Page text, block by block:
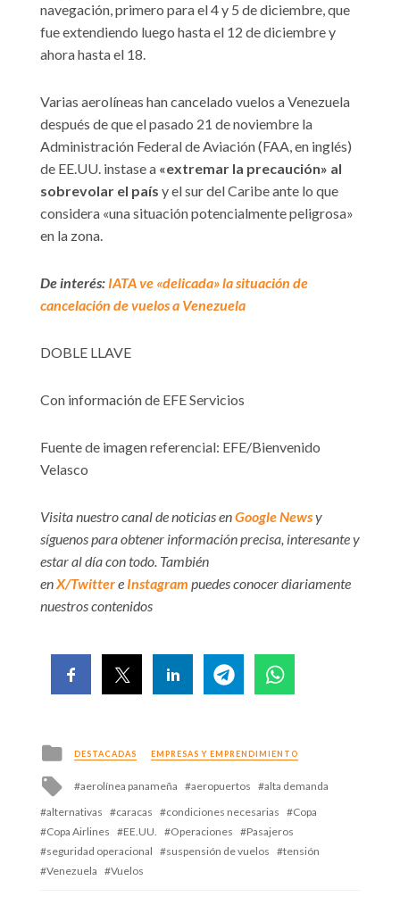
navegación, primero para el 4 y 5 de diciembre, que
fue extendiendo luego hasta el 12 de diciembre y
ahora hasta el 18.
Varias aerolíneas han cancelado vuelos a Venezuela
después de que el pasado 21 de noviembre la
Administración Federal de Aviación (FAA, en inglés)
de EE.UU. instase a «extremar la precaución» al
sobrevolar el país y el sur del Caribe ante lo que
considera «una situación potencialmente peligrosa»
en la zona.
De interés: IATA ve «delicada» la situación de
cancelación de vuelos a Venezuela
DOBLE LLAVE
Con información de EFE Servicios
Fuente de imagen referencial: EFE/Bienvenido
Velasco
Visita nuestro canal de noticias enGoogle Newsy
síguenos para obtener información precisa, interesante y
estar al día con todo. También
enX/Twittere Instagram puedes conocer diariamente
nuestros contenidos
Posted
in
DESTACADAS EMPRESAS Y EMPRENDIMIENTO
Tagged
aerolínea panameña aeropuertos
alta demanda
alternativas
caracas condiciones necesarias
Copa
Copa Airlines
EE.UU. Operaciones
Pasajeros
seguridad operacional
suspensión de vuelos
tensión
Venezuela
Vuelos